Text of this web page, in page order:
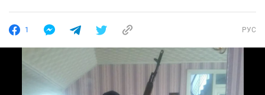
1 РУС